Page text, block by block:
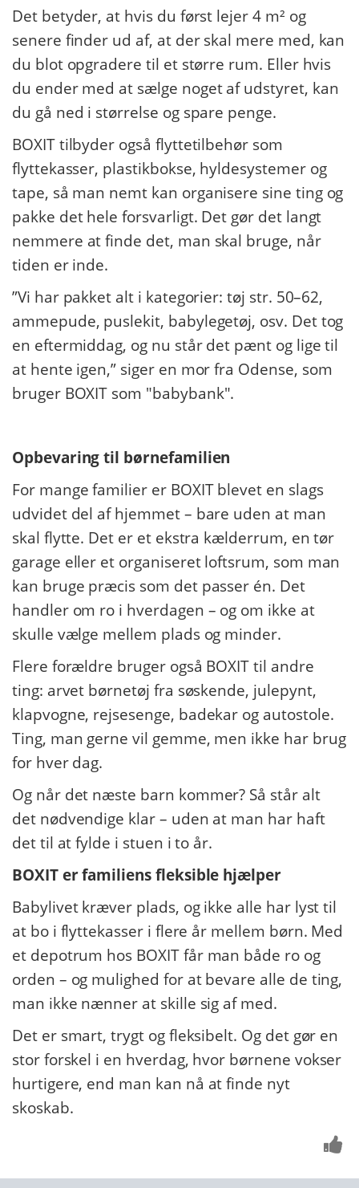
Det betyder, at hvis du først lejer 4 m² og
senere finder ud af, at der skal mere med, kan
du blot opgradere til et større rum. Eller hvis
du ender med at sælge noget af udstyret, kan
du gå ned i størrelse og spare penge.
BOXIT tilbyder også flyttetilbehør som
flyttekasser, plastikbokse, hyldesystemer og
tape, så man nemt kan organisere sine ting og
pakke det hele forsvarligt. Det gør det langt
nemmere at finde det, man skal bruge, når
tiden er inde.
”Vi har pakket alt i kategorier: tøj str. 50–62,
ammepude, puslekit, babylegetøj, osv. Det tog
en eftermiddag, og nu står det pænt og lige til
at hente igen,” siger en mor fra Odense, som
bruger BOXIT som "babybank".
Opbevaring til børnefamilien
For mange familier er BOXIT blevet en slags
udvidet del af hjemmet – bare uden at man
skal flytte. Det er et ekstra kælderrum, en tør
garage eller et organiseret loftsrum, som man
kan bruge præcis som det passer én. Det
handler om ro i hverdagen – og om ikke at
skulle vælge mellem plads og minder.
Flere forældre bruger også BOXIT til andre
ting: arvet børnetøj fra søskende, julepynt,
klapvogne, rejsesenge, badekar og autostole.
Ting, man gerne vil gemme, men ikke har brug
for hver dag.
Og når det næste barn kommer? Så står alt
det nødvendige klar – uden at man har haft
det til at fylde i stuen i to år.
BOXIT er familiens fleksible hjælper
Babylivet kræver plads, og ikke alle har lyst til
at bo i flyttekasser i flere år mellem børn. Med
et depotrum hos BOXIT får man både ro og
orden – og mulighed for at bevare alle de ting,
man ikke nænner at skille sig af med.
Det er smart, trygt og fleksibelt. Og det gør en
stor forskel i en hverdag, hvor børnene vokser
hurtigere, end man kan nå at finde nyt
skoskab.